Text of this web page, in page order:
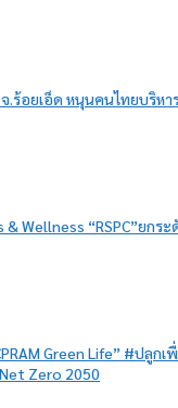
.ร้อยเอ็ด หนุนคนไทยบริหา
Wellness “RSPC”ยกระ
Green Life” #ปลูกเ
Zero 2050